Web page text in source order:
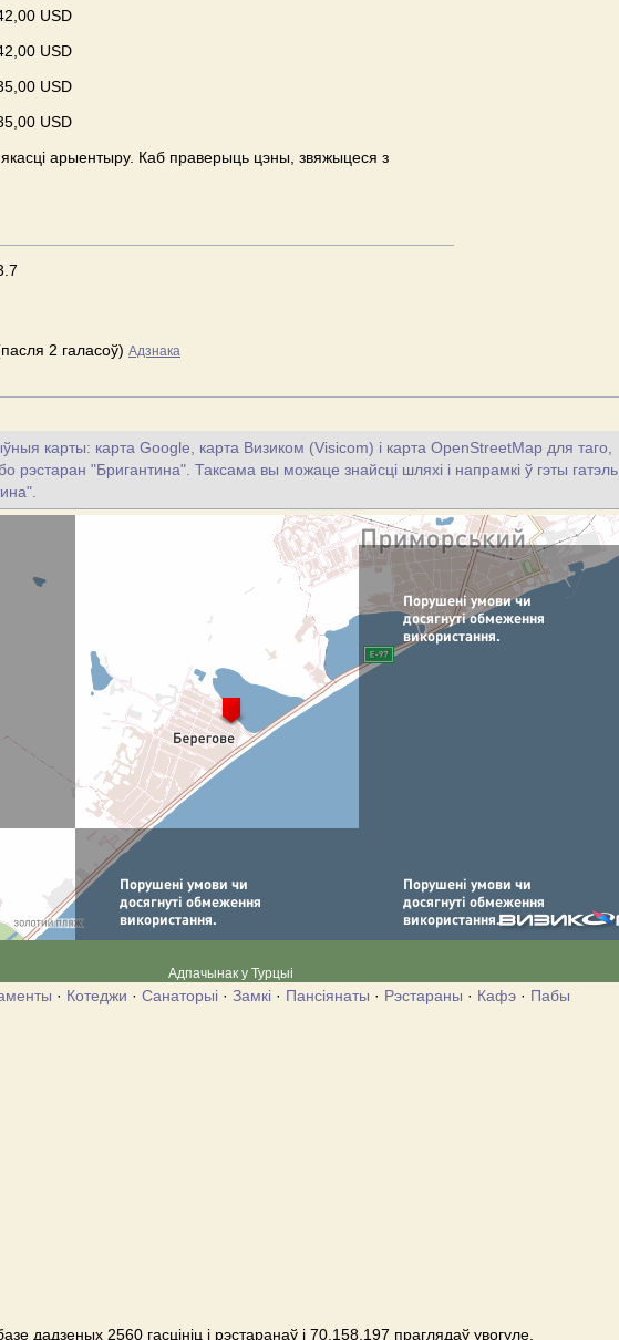
USD
USD
USD
USD
арыентыру. Каб праверыць цэны, звяжыцеся з
2 галасоў) Адзнака
карты: карта Google, карта Визиком (Visicom) і карта OpenStreetMap для таго,
рэстаран "Бригантина". Таксама вы можаце знайсці шляхі і напрамкі ў гэты гатэль
Адпачынак у Турцыі
· Котеджи · Санаторыі· Замкі· Пансіянаты · Рэстараны · Кафэ· Пабы
дадзеных 2560 гасцініц і рэстаранаў і 70,158,197 праглядаў увогуле.